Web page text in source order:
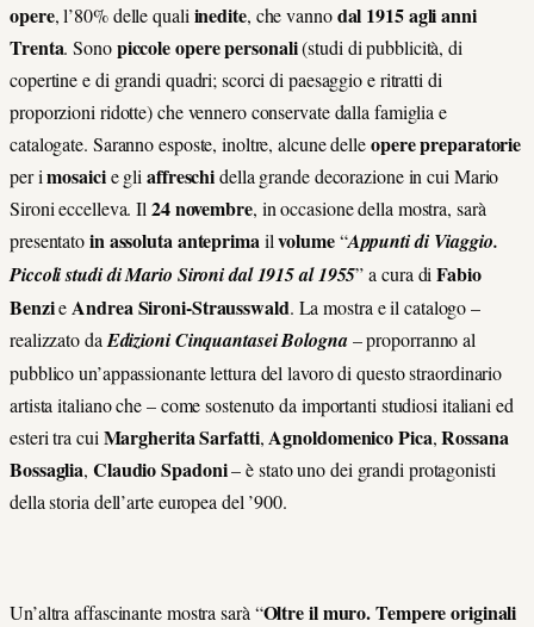
opere, l’80% delle quali inedite, che vannodal 1915 agli anni
Trenta. Sonopiccole opere personali(studi di pubblicità, di
copertine e di grandi quadri; scorci di paesaggio e ritratti di
proporzioni ridotte) che vennero conservate dalla famiglia e
catalogate. Saranno esposte, inoltre, alcune delleopere preparatorie
per imosaicie gliaffreschidella grande decorazione in cui Mario
Sironi eccelleva. Il 24 novembre, in occasione della mostra, sarà
presentatoin assoluta anteprimailvolume“Appunti di Viaggio.
Piccoli studi di Mario Sironi dal 1915 al 1955” a cura diFabio
Benzie Andrea Sironi-Strausswald. La mostra e il catalogo –
realizzato da Edizioni Cinquantasei Bologna– proporranno al
pubblico un’appassionante lettura del lavoro di questo straordinario
artista italiano che – come sostenuto da importanti studiosi italiani ed
esteri tra cui Margherita Sarfatti, Agnoldomenico Pica,Rossana
Bossaglia, Claudio Spadoni– è stato uno dei grandi protagonisti
della storia dell’arte europea del ’900.
Un’altra affascinante mostra sarà “Oltre il muro. Tempere originali